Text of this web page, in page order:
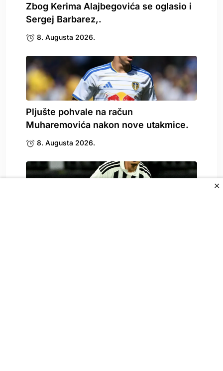
✕
Zbog Kerima Alajbegovića se oglasio i
Sergej Barbarez,.
8. Augusta 2026.
Pljušte pohvale na račun
Muharemovića nakon nove utakmice.
8. Augusta 2026.